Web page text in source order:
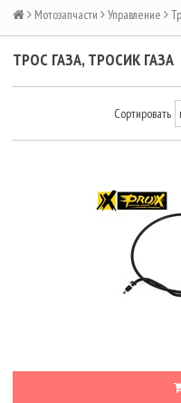
Мотозапчасти Управление
ТРОС ГАЗА, ТРОСИК ГАЗА
Сортировать